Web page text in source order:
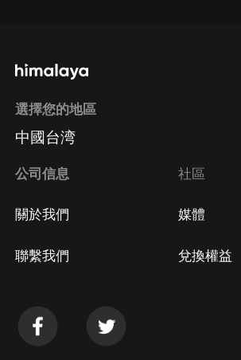
選擇您的地區
中國台湾
公司信息
關於我們
聯繫我們
社區
媒體
兌換權益